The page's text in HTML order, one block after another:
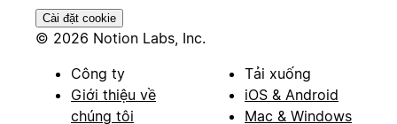
Cài đặt cookie
© 2026 Notion Labs, Inc.
Công ty
Giới thiệu về
chúng tôi
Tải xuống
iOS & Android
Mac & Windows